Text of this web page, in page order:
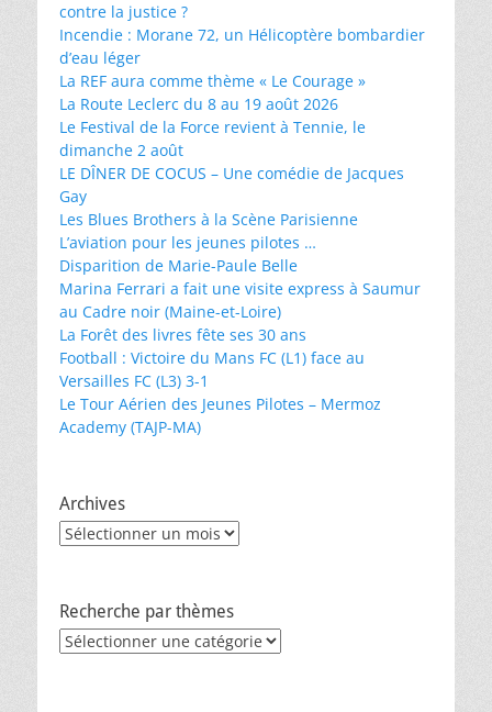
contre la justice ?
Incendie : Morane 72, un Hélicoptère bombardier
d’eau léger
La REF aura comme thème « Le Courage »
La Route Leclerc du 8 au 19 août 2026
Le Festival de la Force revient à Tennie, le
dimanche 2 août
LE DÎNER DE COCUS – Une comédie de Jacques
Gay
Les Blues Brothers à la Scène Parisienne
L’aviation pour les jeunes pilotes …
Disparition de Marie-Paule Belle
Marina Ferrari a fait une visite express à Saumur
au Cadre noir (Maine-et-Loire)
La Forêt des livres fête ses 30 ans
Football : Victoire du Mans FC (L1) face au
Versailles FC (L3) 3-1
Le Tour Aérien des Jeunes Pilotes – Mermoz
Academy (TAJP-MA)
Archives
Archives
Recherche par thèmes
Recherche